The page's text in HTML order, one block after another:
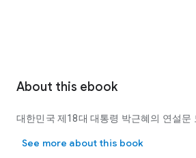
About this ebook
대한민국 제18대 대통령 박근혜의 연설문
See more about this book